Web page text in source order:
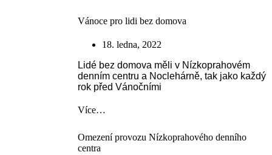
Vánoce pro lidi bez domova
18. ledna, 2022
Lidé bez domova měli v Nízkoprahovém
denním centru a Noclehárně, tak jako každý
rok před Vánočními
Více…
Omezení provozu Nízkoprahového denního
centra